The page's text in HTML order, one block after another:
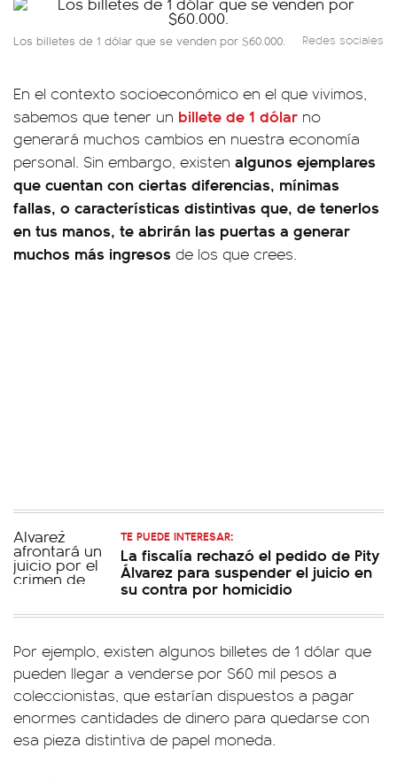
Los billetes de 1 dólar que se venden por $60.000. Redes sociales
En el contexto socioeconómico en el que vivimos,
sabemos que tener un billete de 1 dólar no
generará muchos cambios en nuestra economía
personal. Sin embargo, existen algunos ejemplares
que cuentan con ciertas diferencias, mínimas
fallas, o características distintivas que, de tenerlos
en tus manos, te abrirán las puertas a generar
muchos más ingresos de los que crees.
TE PUEDE INTERESAR:
La fiscalía rechazó el pedido de Pity
Álvarez para suspender el juicio en
su contra por homicidio
Por ejemplo, existen algunos billetes de 1 dólar que
pueden llegar a venderse por $60 mil pesos a
coleccionistas, que estarían dispuestos a pagar
enormes cantidades de dinero para quedarse con
esa pieza distintiva de papel moneda.